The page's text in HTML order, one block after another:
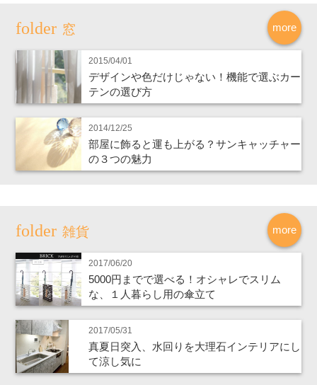
more
窓
2015/04/01
デザインや色だけじゃない！機能で選ぶカー
テンの選び方
2014/12/25
部屋に飾ると運も上がる？サンキャッチャー
の３つの魅力
more
雑貨
2017/06/20
5000円までで選べる！オシャレでスリム
な、１人暮らし用の傘立て
2017/05/31
真夏日突入、水回りを大理石インテリアにし
て涼し気に